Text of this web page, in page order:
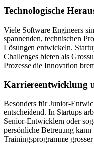
Technologische
Viele Software Engineers
spannenden, technischen
Lösungen entwickeln.
Challenges bieten als
Prozesse die Innovation
Karriereentwicklung
Besonders für Junior-
entscheidend. In Startups
Senior-Entwicklern oder
persönliche Betreuung
Trainingsprogramme